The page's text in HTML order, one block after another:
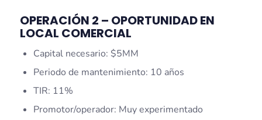
OPERACIÓN 2 – OPORTUNIDAD EN
LOCAL COMERCIAL
Capital necesario: $5MM
Periodo de mantenimiento: 10 años
TIR: 11%
Promotor/operador: Muy experimentado